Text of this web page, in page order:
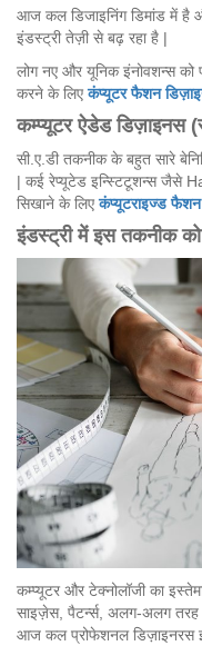
आज कल डिजाइनिंग डिमांड में है
इंडस्ट्री तेज़ी से बढ़ रहा है |
लोग नए और यूनिक इंनोवशन्स
करने के लिएकंप्यूटर फैशन
कम्प्यूटर ऐडेड डिज़ाइनस(
सी.ए.डी तकनीक के बहुत सारे
| कई रेप्यूटेड इन्स्टिटूशन्स जैसे
सिखाने के लिएकंप्यूटराइज्ड फैशन
इंडस्ट्री में इस तकनीक को
कम्प्यूटर और टेक्नोलॉजी का
साइज़ेस, पैटर्न्स, अलग-अलग
आज कल प्रोफेशनल डिज़ाइनरस